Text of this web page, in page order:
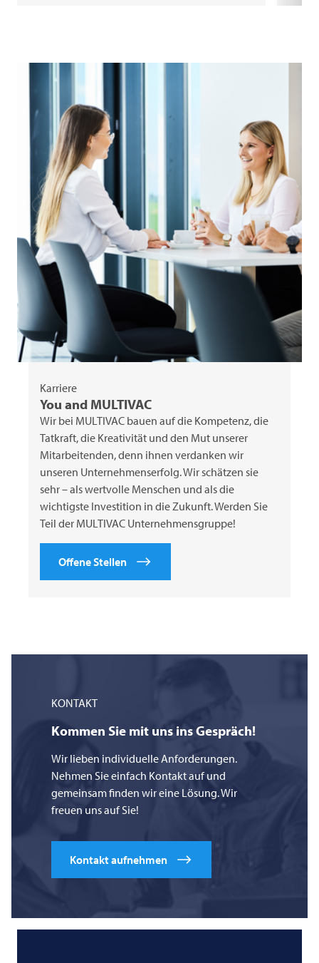
Karriere
You and MULTIVAC
Wir bei MULTIVAC bauen auf die Kompetenz, die
Tatkraft, die Kreativität und den Mut unserer
Mitarbeitenden, denn ihnen verdanken wir
unseren Unternehmenserfolg. Wir schätzen sie
sehr – als wertvolle Menschen und als die
wichtigste Investition in die Zukunft. Werden Sie
Teil der MULTIVAC Unternehmensgruppe!
Offene Stellen
KONTAKT
Kommen Sie mit uns ins Gespräch!
Wir lieben individuelle Anforderungen.
Nehmen Sie einfach Kontakt auf und
gemeinsam finden wir eine Lösung. Wir
freuen uns auf Sie!
Kontakt aufnehmen